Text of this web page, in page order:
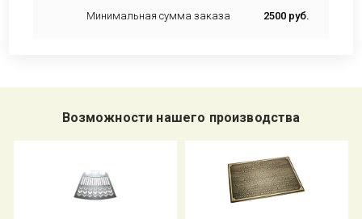
Минимальная сумма заказа 2500 руб.
Возможности нашего производства